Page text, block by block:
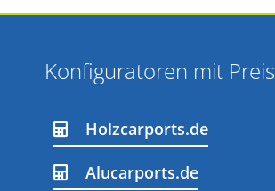
Konfiguratoren mit Preis
Holzcarports.de
Alucarports.de